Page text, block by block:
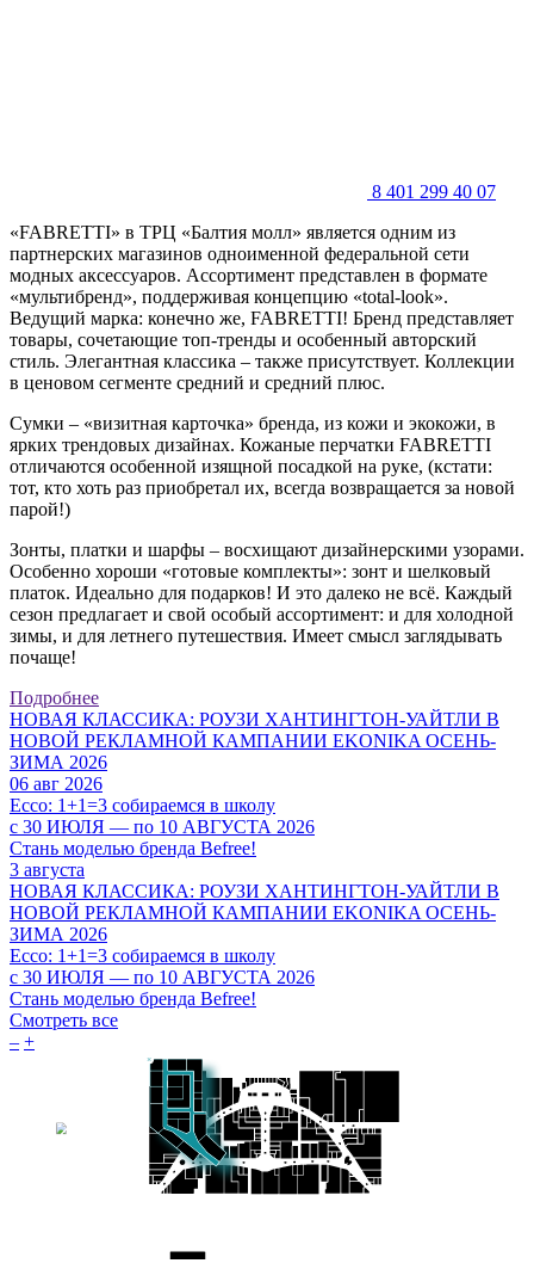
8 401 299 40 07
«FABRETTI» в ТРЦ «Балтия молл» является одним из
партнерских магазинов одноименной федеральной сети
модных аксессуаров. Ассортимент представлен в формате
«мультибренд», поддерживая концепцию «total-look».
Ведущий марка: конечно же, FABRETTI! Бренд представляет
товары, сочетающие топ-тренды и особенный авторский
стиль. Элегантная классика – также присутствует. Коллекции
в ценовом сегменте средний и средний плюс.
Сумки – «визитная карточка» бренда, из кожи и экокожи, в
ярких трендовых дизайнах. Кожаные перчатки FABRETTI
отличаются особенной изящной посадкой на руке, (кстати:
тот, кто хоть раз приобретал их, всегда возвращается за новой
парой!)
Зонты, платки и шарфы – восхищают дизайнерскими узорами.
Особенно хороши «готовые комплекты»: зонт и шелковый
платок. Идеально для подарков! И это далеко не всё. Каждый
сезон предлагает и свой особый ассортимент: и для холодной
зимы, и для летнего путешествия. Имеет смысл заглядывать
почаще!
Подробнее
НОВАЯ КЛАССИКА: РОУЗИ ХАНТИНГТОН-УАЙТЛИ В
НОВОЙ РЕКЛАМНОЙ КАМПАНИИ EKONIKA ОСЕНЬ-
ЗИМА 2026
06 авг 2026
Ecco: 1+1=3 собираемся в школу
с 30 ИЮЛЯ — по 10 АВГУСТА 2026
Стань моделью бренда Befree!
3 августа
НОВАЯ КЛАССИКА: РОУЗИ ХАНТИНГТОН-УАЙТЛИ В
НОВОЙ РЕКЛАМНОЙ КАМПАНИИ EKONIKA ОСЕНЬ-
ЗИМА 2026
Ecco: 1+1=3 собираемся в школу
c 30 ИЮЛЯ — по 10 АВГУСТА 2026
Стань моделью бренда Befree!
Смотреть все
– +